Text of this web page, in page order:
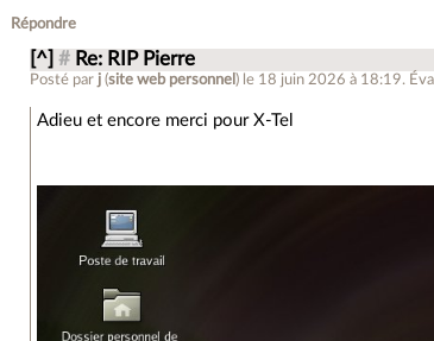
Répondre
[^] # Re: RIP Pierre
Posté par j (site web personnel ) le 18 juin 2026 à 18:19.
Adieu et encore merci pour X-Tel